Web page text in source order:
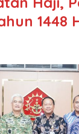
1448